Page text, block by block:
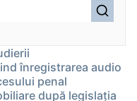
înregistrarea audio
penal
după legislația